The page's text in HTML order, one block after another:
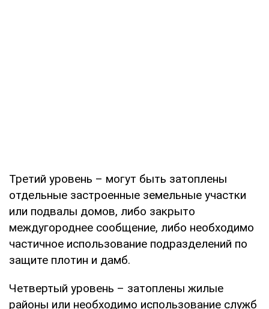
Третий уровень – могут быть затоплены
отдельные застроенные земельные участки
или подвалы домов, либо закрыто
междугороднее сообщение, либо необходимо
частичное использование подразделений по
защите плотин и дамб.
Четвертый уровень – затоплены жилые
районы или необходимо использование служб